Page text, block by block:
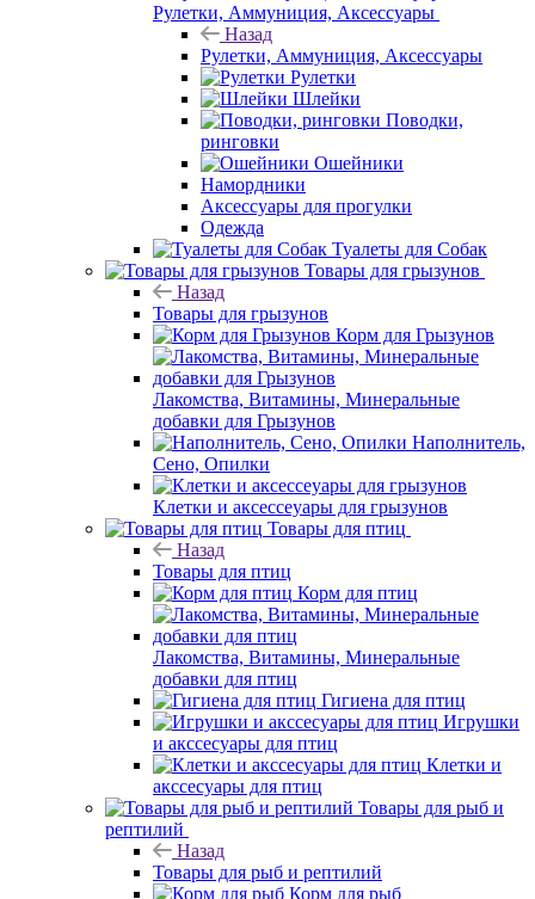
Рулетки, Аммуниция, Аксессуары
Назад
Рулетки, Аммуниция, Аксессуары
Рулетки
Шлейки
Поводки,
ринговки
Ошейники
Намордники
Аксессуары для прогулки
Одежда
Туалеты для Собак
Товары для грызунов
Назад
Товары для грызунов
Корм для Грызунов
Лакомства, Витамины, Минеральные
добавки для Грызунов
Наполнитель,
Сено, Опилки
Клетки и аксессеуары для грызунов
Товары для птиц
Назад
Товары для птиц
Корм для птиц
Лакомства, Витамины, Минеральные
добавки для птиц
Гигиена для птиц
Игрушки
и акссесуары для птиц
Клетки и
акссесуары для птиц
Товары для рыб и
рептилий
Назад
Товары для рыб и рептилий
Корм для рыб